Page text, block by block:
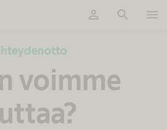
person search menu
voimme